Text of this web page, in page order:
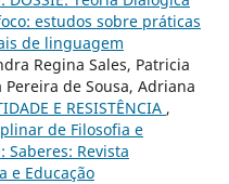
estudos sobre práticas
de linguagem
Regina Sales, Patricia
de Sousa, Adriana
E RESISTÊNCIA ,
de Filosofia e
Saberes: Revista
e Educação